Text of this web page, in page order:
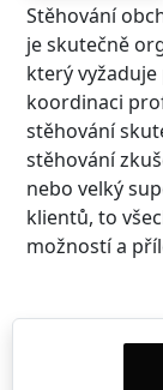
Stěhování
je skutečně
který
koordinaci
stěhování
stěhování
nebo velký
klientů, to
možností a